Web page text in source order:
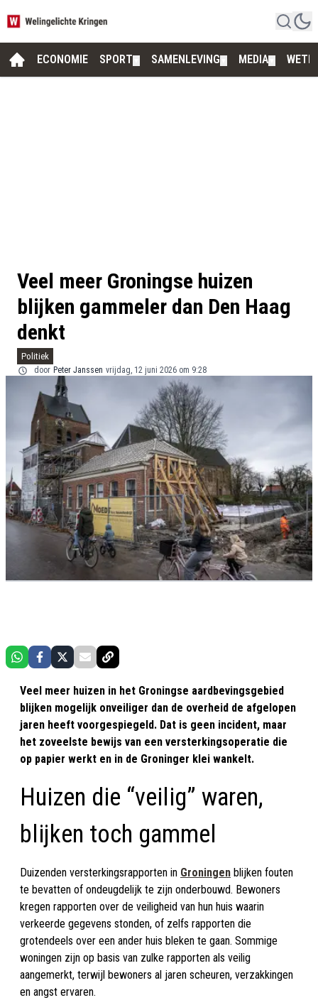
ECONOMIE SPORT SAMENLEVING MEDIA
Veel meer Groningse huizen
blijken gammeler dan Den Haag
denkt
Politiek
door Peter Janssen vrijdag, 12 juni 2026 om 9:28
Veel meer huizen in het Groningse aardbevingsgebied
blijken mogelijk onveiliger dan de overheid de afgelopen
jaren heeft voorgespiegeld. Dat is geen incident, maar
het zoveelste bewijs van een versterkingsoperatie die
op papier werkt en in de Groninger klei wankelt.
Huizen die “veilig” waren,
blijken toch gammel
Duizenden versterkingsrapporten in Groningen blijken fouten
te bevatten of ondeugdelijk te zijn onderbouwd. Bewoners
kregen rapporten over de veiligheid van hun huis waarin
verkeerde gegevens stonden, of zelfs rapporten die
grotendeels over een ander huis bleken te gaan. Sommige
woningen zijn op basis van zulke rapporten als veilig
aangemerkt, terwijl bewoners al jaren scheuren, verzakkingen
en angst ervaren.